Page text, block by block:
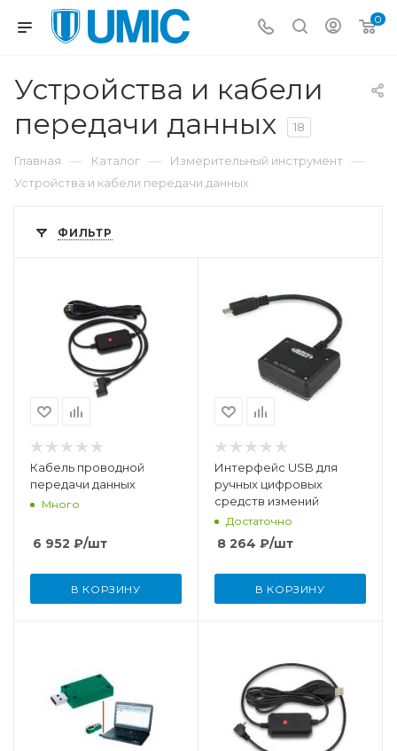
0
Устройства и кабели
передачи данных
18
Главная — Каталог — Измерительный инструмент —
Устройства и кабели передачи данных
ФИЛЬТР
Кабель проводной
передачи данных
Много
6 952 ₽/шт
В КОРЗИНУ
Интерфейс USB для
ручных цифровых
средств измений
Достаточно
8 264 ₽/шт
В КОРЗИНУ